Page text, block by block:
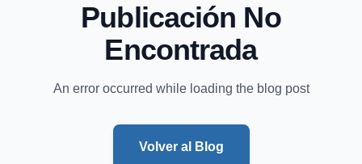
Publicación No
Encontrada
An error occurred while loading the blog post
Volver al Blog